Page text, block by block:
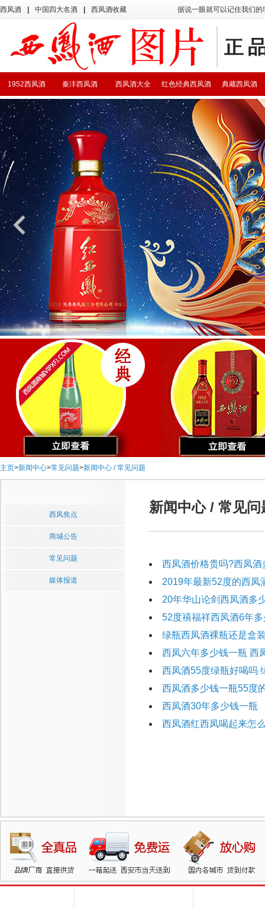
西凤酒 中国四大名酒 西凤酒收藏 据说一眼就可以记住我们
典藏西凤酒
红色经典西凤酒
西凤酒大全
秦沣西凤酒
1952西凤酒
主页>新闻中心>常见问题>新闻中心 / 常见问题
西凤焦点
商城公告
常见问题
媒体报道
新闻中心 / 常见问
西凤酒价格贵吗?西凤酒
2019年最新52度的西凤
20年华山论剑西凤酒多
52度禧福祥西凤酒6年
绿瓶西凤酒裸瓶还是盒
西凤六年多少钱一瓶 西
西凤酒55度绿瓶好喝吗
西凤酒多少钱一瓶55度
西凤酒30年多少钱一瓶
西凤酒红西凤喝起来怎